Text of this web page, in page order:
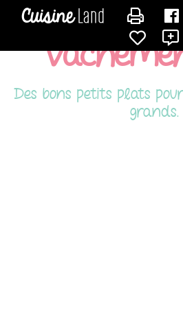
Des bons petits plats
grands.
CONTACTER